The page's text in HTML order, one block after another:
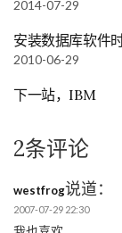
2014-07-29
安装数据库软件
2010-06-29
下一站，IBM
2条评论
westfrog说道：
2007-07-29 22:30